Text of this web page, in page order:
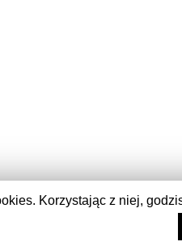
Korzystając z niej,